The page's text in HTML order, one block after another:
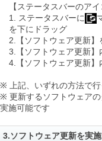
【ステータスバーのア
1. ステータスバーに
を下にドラッグ
2.【ソフトウェア更新】
3.【ソフトウェア更新
4.【ソフトウェア更新】
※ 上記、いずれの方法で
※ 更新するソフトウェア
実施可能です
3.ソフトウェア更新を実